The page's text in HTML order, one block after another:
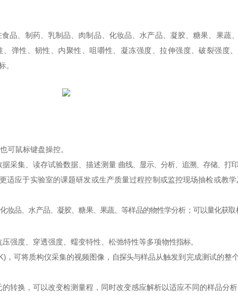
食品、制药、乳制品、肉制品、化妆品、水产品、凝胶、糖果、果蔬
弹性、韧性、内聚性、咀嚼性、凝冻强度、拉伸强度、破裂强度
。
可鼠标键盘操控。
采集、读存试验数据、描述测量 曲线、显示、分析、追溯、存储、打印
适应于实验室的课题研发或生产质量过程控制或监控现场抽检或教
妆品、水产品、凝胶、糖果、果蔬、等样品的物性学分析；可以量化获取
强度、穿透强度、蠕变特性、松弛特性等多项物性指标。
)，可将质构仪采集的视频图像， 自探头与样品从触发到完成测试的整
转换，可以改变检测量程，同时改变感应解析以适应不同的样品分析